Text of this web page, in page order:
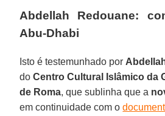
Abdellah Redouane:
Abu-Dhabi
Isto é testemunhado por
doCentro Cultural Islâmico da
de Roma, que sublinha que a
em continuidade com o